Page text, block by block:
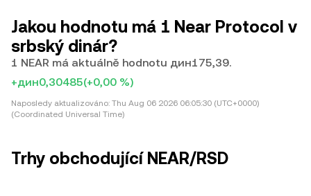
Jakou hodnotu má 1 Near Protocol v
srbský dinár?
1 NEAR má aktuálně hodnotu дин175,39.
+дин0,30485(+0,00 %)
Naposledy aktualizováno: Thu Aug 06 2026 06:05:30 (UTC+0000)
(Coordinated Universal Time)
Trhy obchodující NEAR/RSD